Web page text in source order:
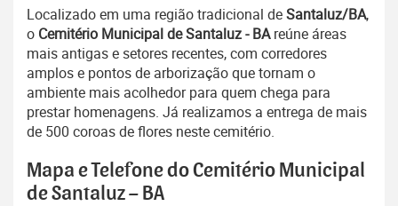
Localizado em uma região tradicional deSantaluz/BA,
o Cemitério Municipal de Santaluz - BAreúne áreas
mais antigas e setores recentes, com corredores
amplos e pontos de arborização que tornam o
ambiente mais acolhedor para quem chega para
prestar homenagens. Já realizamos a entrega de mais
de 500 coroas de flores neste cemitério.
Mapa e Telefone do Cemitério Municipal
de Santaluz – BA